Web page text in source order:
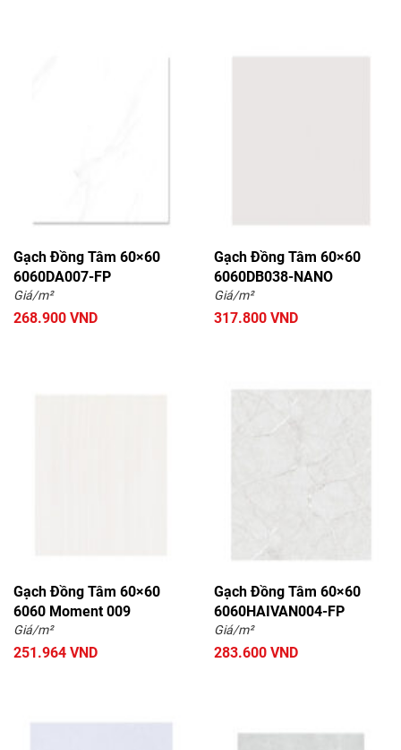
Gạch Đồng Tâm 60×60
6060DA007-FP
Giá/m²
268.900 VND
Gạch Đồng Tâm 60×60
6060DB038-NANO
Giá/m²
317.800 VND
Gạch Đồng Tâm 60×60
6060 Moment 009
Giá/m²
251.964 VND
Gạch Đồng Tâm 60×60
6060HAIVAN004-FP
Giá/m²
283.600 VND